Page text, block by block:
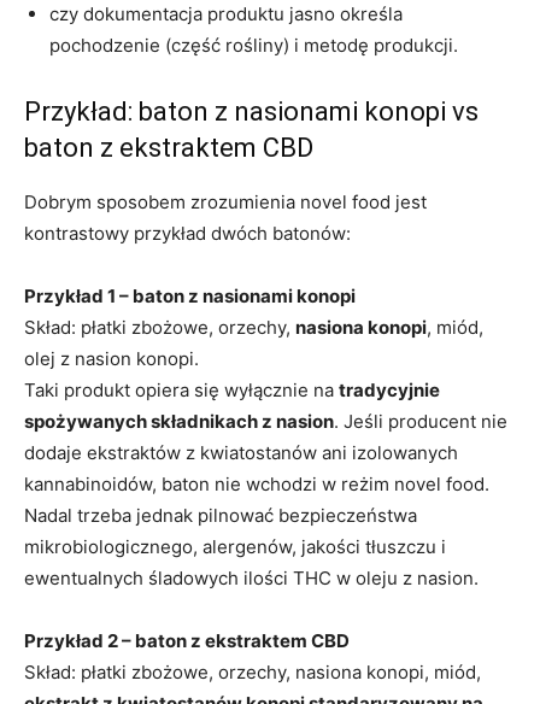
czy dokumentacja produktu jasno określa
pochodzenie (część rośliny) i metodę produkcji.
Przykład: baton z nasionami konopi vs
baton z ekstraktem CBD
Dobrym sposobem zrozumienia novel food jest
kontrastowy przykład dwóch batonów:
Przykład 1 – baton z nasionami konopi
Skład: płatki zbożowe, orzechy, nasiona konopi, miód,
olej z nasion konopi.
Taki produkt opiera się wyłącznie na tradycyjnie
spożywanych składnikach z nasion. Jeśli producent nie
dodaje ekstraktów z kwiatostanów ani izolowanych
kannabinoidów, baton nie wchodzi w reżim novel food.
Nadal trzeba jednak pilnować bezpieczeństwa
mikrobiologicznego, alergenów, jakości tłuszczu i
ewentualnych śladowych ilości THC w oleju z nasion.
Przykład 2 – baton z ekstraktem CBD
Skład: płatki zbożowe, orzechy, nasiona konopi, miód,